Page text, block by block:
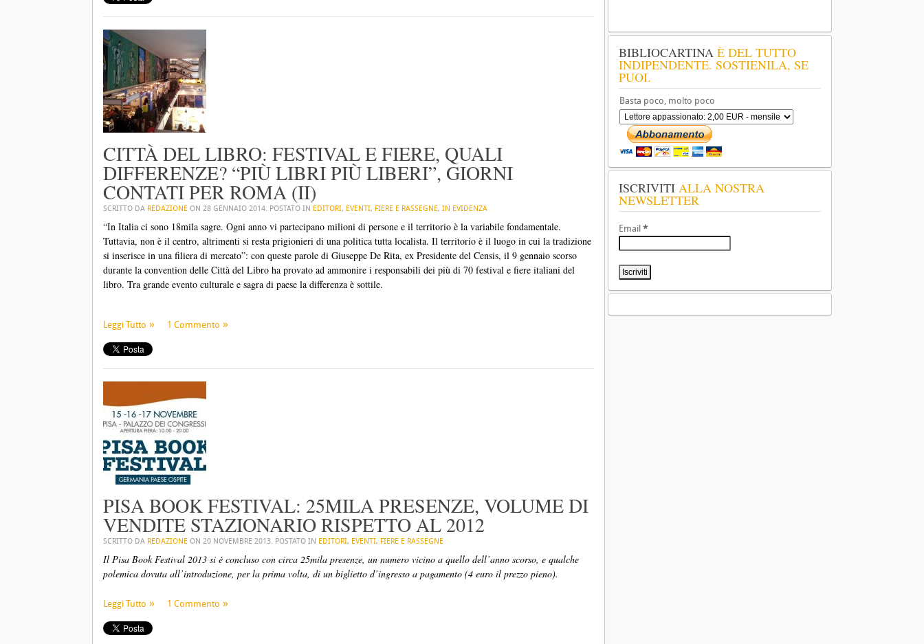
CITTÀ DEL LIBRO: FESTIVAL E FIERE, QUALI
DIFFERENZE? “PIÙ LIBRI PIÙ LIBERI”, GIORNI
CONTATI PER ROMA (II)
SCRITTO DA REDAZIONE ON 28 GENNAIO 2014. POSTATO IN EDITORI, EVENTI, FIERE E RASSEGNE, IN EVIDENZA
“In Italia ci sono 18mila sagre. Ogni anno vi partecipano milioni di persone e il territorio è la variabile fondamentale.
Tuttavia, non è il centro, altrimenti si resta prigionieri di una politica tutta localista. Il territorio è il luogo in cui la tradizione
si inserisce in una filiera di mercato”: con queste parole di Giuseppe De Rita, ex Presidente del Censis, il 9 gennaio scorso
durante la convention delle Città del Libro ha provato ad ammonire i responsabili dei più di 70 festival e fiere italiani del
libro. Tra grande evento culturale e sagra di paese la differenza è sottile.
Leggi Tutto 1 Commento
PISA BOOK FESTIVAL: 25MILA PRESENZE, VOLUME DI
VENDITE STAZIONARIO RISPETTO AL 2012
SCRITTO DA REDAZIONE ON 20 NOVEMBRE 2013. POSTATO IN EDITORI, EVENTI, FIERE E RASSEGNE
Il Pisa Book Festival 2013 si è concluso con circa 25mila presenze, un numero vicino a quello dell’anno scorso, e qualche
polemica dovuta all’introduzione, per la prima volta, di un biglietto d’ingresso a pagamento (4 euro il prezzo pieno).
Leggi Tutto 1 Commento
BIBLIOCARTINA È DEL TUTTO
INDIPENDENTE. SOSTIENILA, SE
PUOI.
Basta poco, molto poco
ISCRIVITI ALLA NOSTRA
NEWSLETTER
Email *